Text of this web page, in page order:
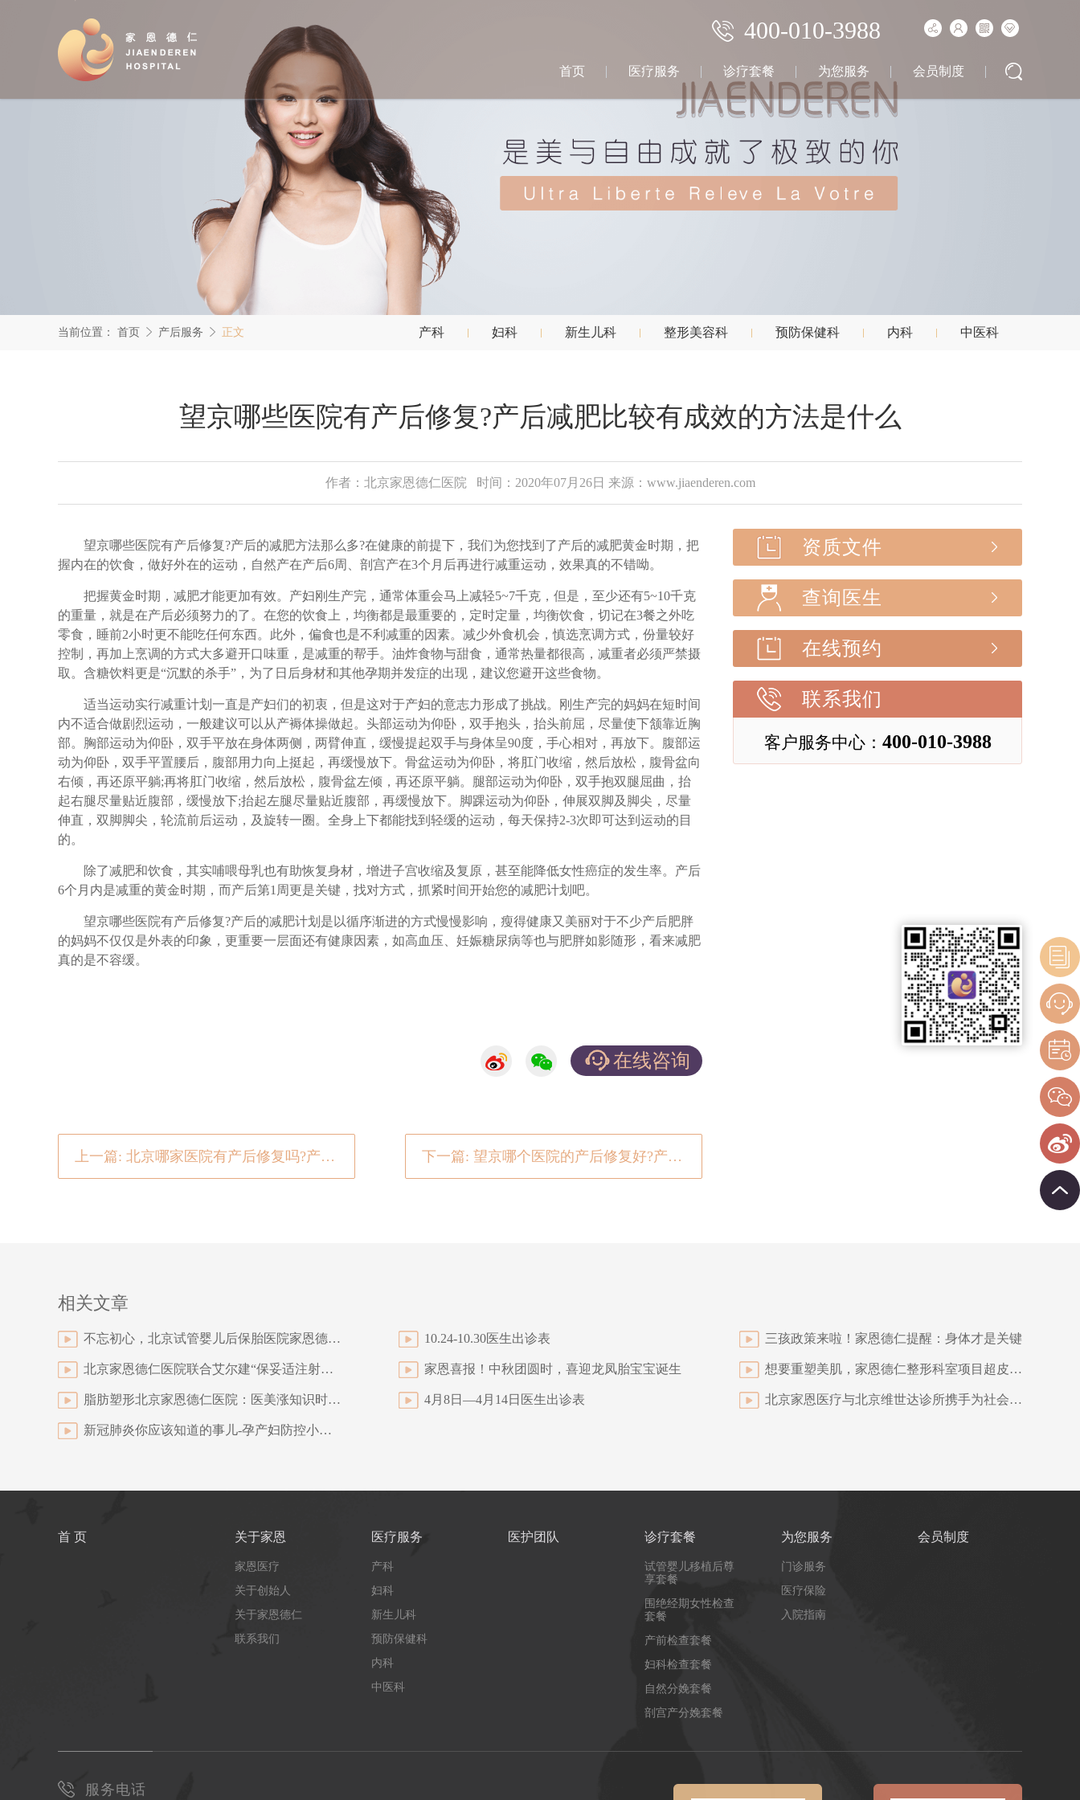
400-010-3988
首页 医疗服务 诊疗套餐 为您服务 会员制度
当前位置： 首页 产后服务 正文 产科 妇科 新生儿科 整形美容科 预防保健科 内科 中医科
望京哪些医院有产后修复?产后减肥比较有成效的方法是什么
作者：北京家恩德仁医院 时间：2020年07月26日 来源：www.jiaenderen.com
望京哪些医院有产后修复?产后的减肥方法那么多?在健康的前提下，我们为您找到了产后的减肥黄金时期，把
握内在的饮食，做好外在的运动，自然产在产后6周、剖宫产在3个月后再进行减重运动，效果真的不错呦。
把握黄金时期，减肥才能更加有效。产妇刚生产完，通常体重会马上减轻5~7千克，但是，至少还有5~10千克
的重量，就是在产后必须努力的了。在您的饮食上，均衡都是最重要的，定时定量，均衡饮食，切记在3餐之外吃
零食，睡前2小时更不能吃任何东西。此外，偏食也是不利减重的因素。减少外食机会，慎选烹调方式，份量较好
控制，再加上烹调的方式大多避开口味重，是减重的帮手。油炸食物与甜食，通常热量都很高，减重者必须严禁摄
取。含糖饮料更是“沉默的杀手”，为了日后身材和其他孕期并发症的出现，建议您避开这些食物。
适当运动实行减重计划一直是产妇们的初衷，但是这对于产妇的意志力形成了挑战。刚生产完的妈妈在短时间
内不适合做剧烈运动，一般建议可以从产褥体操做起。头部运动为仰卧，双手抱头，抬头前屈，尽量使下颔靠近胸
部。胸部运动为仰卧，双手平放在身体两侧，两臂伸直，缓慢提起双手与身体呈90度，手心相对，再放下。腹部运
动为仰卧，双手平置腰后，腹部用力向上挺起，再缓慢放下。骨盆运动为仰卧，将肛门收缩，然后放松，腹骨盆向
右倾，再还原平躺;再将肛门收缩，然后放松，腹骨盆左倾，再还原平躺。腿部运动为仰卧，双手抱双腿屈曲，抬
起右腿尽量贴近腹部，缓慢放下;抬起左腿尽量贴近腹部，再缓慢放下。脚踝运动为仰卧，伸展双脚及脚尖，尽量
伸直，双脚脚尖，轮流前后运动，及旋转一圈。全身上下都能找到轻缓的运动，每天保持2-3次即可达到运动的目
的。
除了减肥和饮食，其实哺喂母乳也有助恢复身材，增进子宫收缩及复原，甚至能降低女性癌症的发生率。产后
6个月内是减重的黄金时期，而产后第1周更是关键，找对方式，抓紧时间开始您的减肥计划吧。
望京哪些医院有产后修复?产后的减肥计划是以循序渐进的方式慢慢影响，瘦得健康又美丽对于不少产后肥胖
的妈妈不仅仅是外表的印象，更重要一层面还有健康因素，如高血压、妊娠糖尿病等也与肥胖如影随形，看来减肥
真的是不容缓。
在线咨询
上一篇: 北京哪家医院有产后修复吗?产后减肥这三大禁忌一定要牢记 下一篇: 望京哪个医院的产后修复好?产后妈妈做好9点身材恢复快
资质文件
查询医生
在线预约
联系我们
客户服务中心： 400-010-3988
相关文章
不忘初心，北京试管婴儿后保胎医院家恩德仁为健康中国贡献力量 10.24-10.30医生出诊表 三孩政策来啦！家恩德仁提醒：身体才是关键
北京家恩德仁医院联合艾尔建“保妥适注射医师培训会”成功举办 家恩喜报！中秋团圆时，喜迎龙凤胎宝宝诞生 想要重塑美肌，家恩德仁整形科室项目超皮秒帮助你
脂肪塑形北京家恩德仁医院：医美涨知识时间到 4月8日—4月14日医生出诊表 北京家恩医疗与北京维世达诊所携手为社会提供优质专业医疗服务
新冠肺炎你应该知道的事儿-孕产妇防控小知识
首 页 关于家恩
家恩医疗
关于创始人
关于家恩德仁
联系我们
医疗服务
产科
妇科
新生儿科
预防保健科
内科
中医科
医护团队 诊疗套餐
试管婴儿移植后尊
享套餐
围绝经期女性检查
套餐
产前检查套餐
妇科检查套餐
自然分娩套餐
剖宫产分娩套餐
为您服务
门诊服务
医疗保险
入院指南
会员制度
服务电话